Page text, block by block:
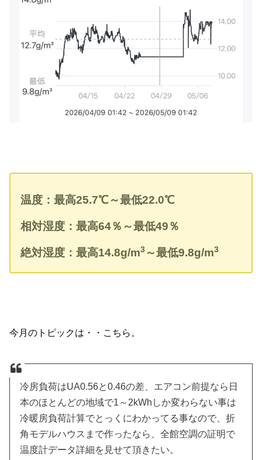
温度：最高25.7℃～最低22.0℃
相対湿度：最高64％～最低49％
絶対湿度：最高14.8g/m3 ～最低9.8g/m3
今月のトピックは・・こちら。
冷房負荷はUA0.56と0.46の差、エアコン前提なら日
本のほとんどの地域で1～2kWhしか変わらない事は
冷暖房負荷計算でとっくにわかってる事なので、折
角モデルハウスまで作ったなら、全館空調の証明で
温度計データ詳細を見せて頂きたい。